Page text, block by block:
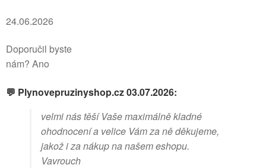
24.06.2026
Doporučil byste
nám? Ano
💬 Plynovepruzinyshop.cz 03.07.2026:
velmi nás těší Vaše maximálně kladné
ohodnocení a velice Vám za ně děkujeme,
jakož i za nákup na našem eshopu.
Vavrouch